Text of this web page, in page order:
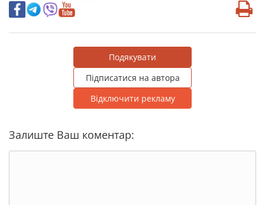
Подякувати
Підписатися на автора
Відключити рекламу
Залиште Ваш коментар: